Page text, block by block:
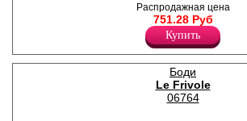
Сексуальный черный боди-
комбинезон искрящийся
стразами эффектно
облегает фигуру для самых
смелых фантазий. Модель с
длинными рукавами и
пикантным вырезом.
Нейлон 90%
Спандекс 10%
Распродажная цена
751.28 Руб
Купить
Боди
Le Frivole
06764